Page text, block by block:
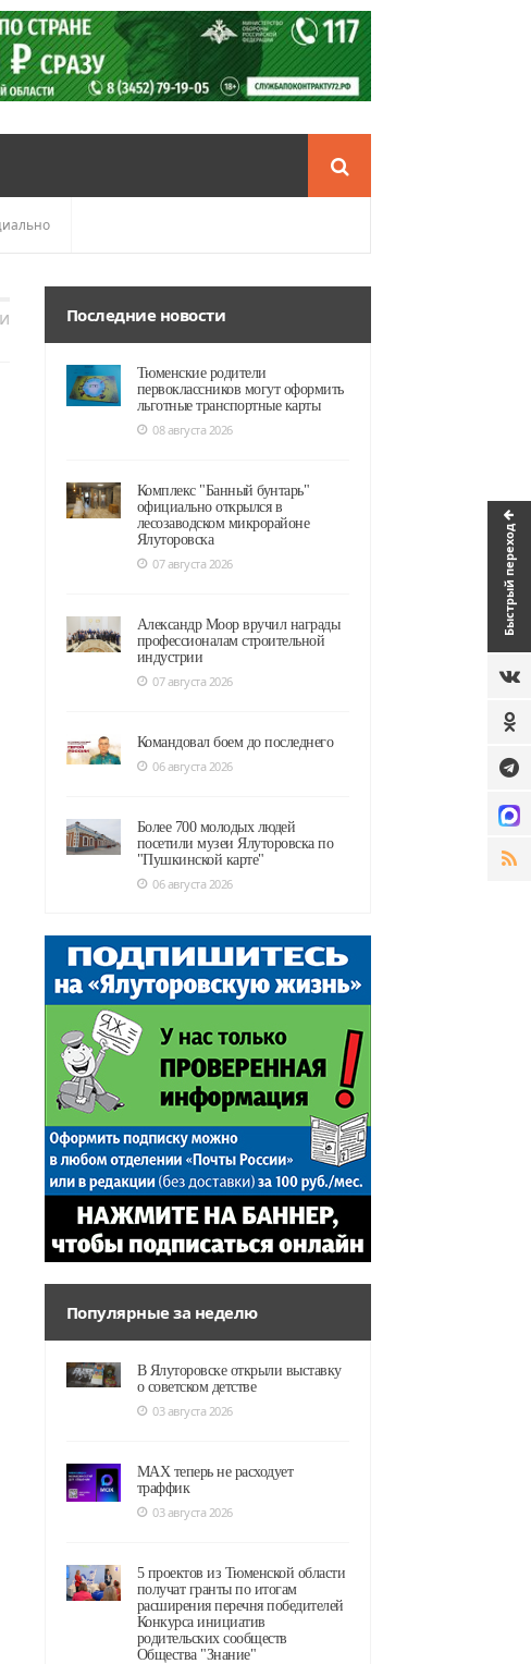
Быстрый переход
Последние новости
Тюменские родители
первоклассников могут оформить
льготные транспортные карты
08 августа 2026
Комплекс "Банный бунтарь"
официально открылся в
лесозаводском микрорайоне
Ялуторовска
07 августа 2026
Александр Моор вручил награды
профессионалам строительной
индустрии
07 августа 2026
Командовал боем до последнего
06 августа 2026
Более 700 молодых людей
посетили музеи Ялуторовска по
"Пушкинской карте"
06 августа 2026
Популярные за неделю
В Ялуторовске открыли выставку
о советском детстве
03 августа 2026
MAX теперь не расходует
траффик
03 августа 2026
5 проектов из Тюменской области
получат гранты по итогам
расширения перечня победителей
Конкурса инициатив
родительских сообществ
Общества "Знание"